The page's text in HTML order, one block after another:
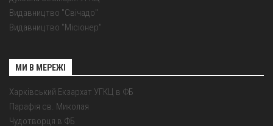
Видавництво "Свічадо"
Видавництво "Місіонер"
МИ В МЕРЕЖІ
Харківський Екзархат УГКЦ в ФБ
Парафія св. Миколая
Чудотворця в ФБ